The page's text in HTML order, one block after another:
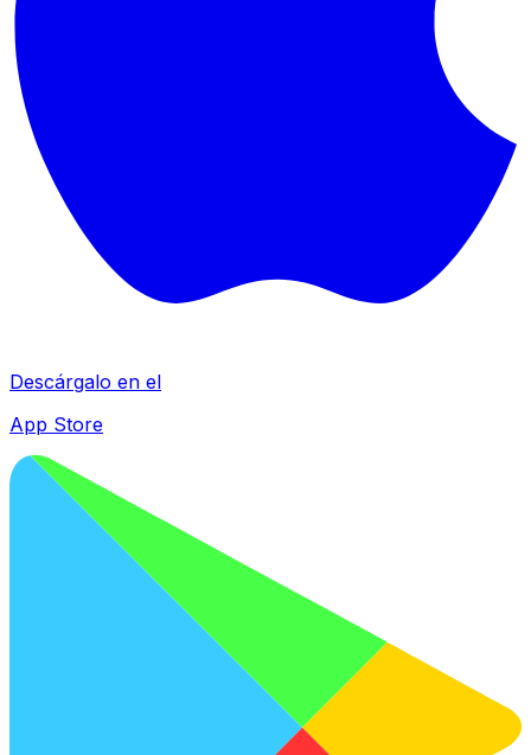
Descárgalo en el
App Store